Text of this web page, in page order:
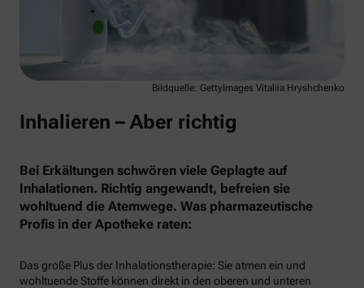
Bildquelle: GettyImages Vitaliia Hryshchenko
Inhalieren – Aber richtig
Bei Erkältungen schwören viele Geplagte auf
Inhalationen. Richtig angewandt, befreien sie
wohltuend die Atemwege. Was pharmazeutische
Profis in der Apotheke raten:
Das große Plus der Inhalationstherapie: Sie atmen ein und
wohltuende Stoffe können direkt in den oberen und unteren